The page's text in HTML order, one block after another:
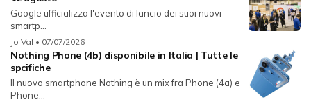
Google ufficializza l'evento di lancio dei suoi nuovi
smartp...
Jo Val • 07/07/2026
Nothing Phone (4b) disponibile in Italia | Tutte le
spcifiche
Il nuovo smartphone Nothing è un mix fra Phone (4a) e
Phone...